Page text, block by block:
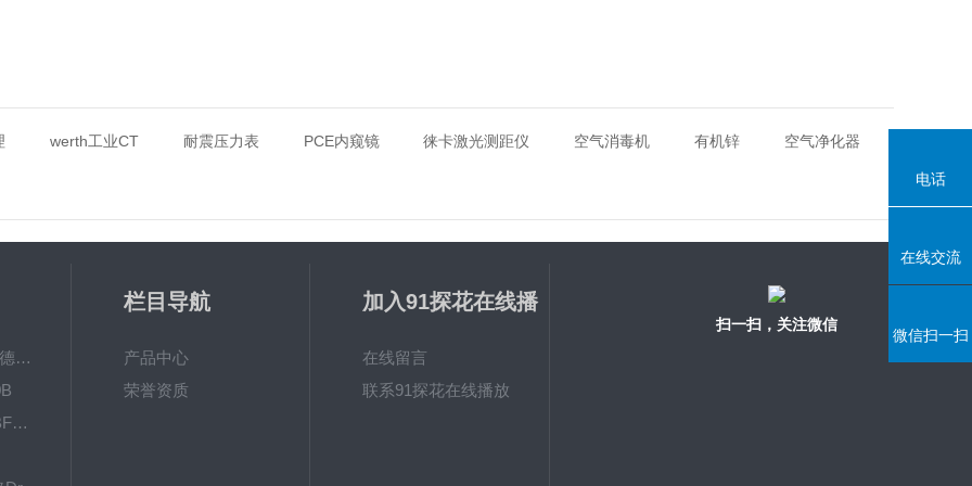
werth工业CT 耐震压力表 PCE内窥镜 徕卡激光测距仪 空气消毒机 有机锌 空气净化器
MPO涂镀层测厚仪德国菲希尔FISCHER
探花精品视频 600BF国产精品探花在线
栏目导航
产品中心
荣誉资质
加入91探花在线播
在线留言
联系91探花在线播放
扫一扫，关注微信
电话
在线交流
微信扫一扫